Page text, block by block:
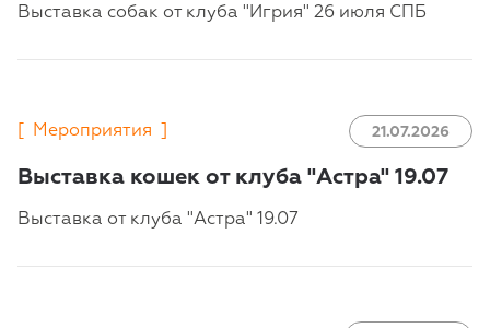
Выставка собак от клуба "Игрия" 26 июля СПБ
Мероприятия 21.07.2026
Выставка кошек от клуба "Астра" 19.07
Выставка от клуба "Астра" 19.07